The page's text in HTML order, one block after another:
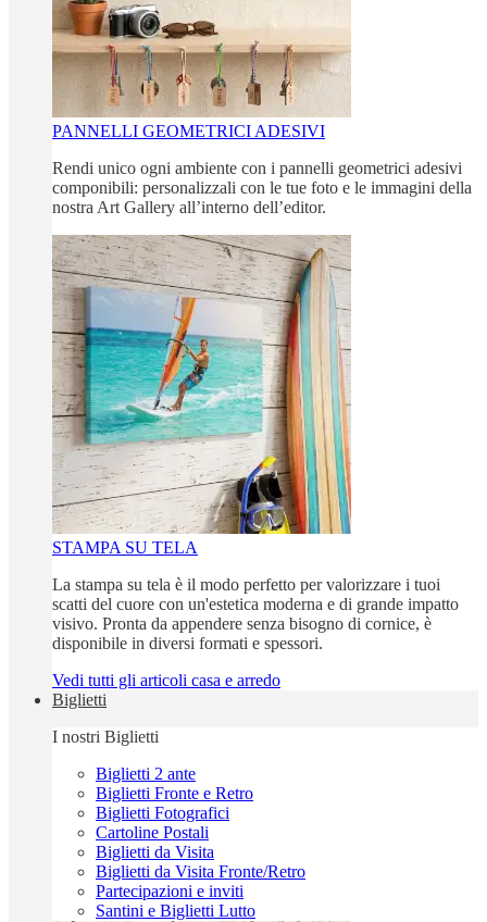
PANNELLI GEOMETRICI ADESIVI
Rendi unico ogni ambiente con i pannelli geometrici adesivi
componibili: personalizzali con le tue foto e le immagini della
nostra Art Gallery all’interno dell’editor.
STAMPA SU TELA
La stampa su tela è il modo perfetto per valorizzare i tuoi
scatti del cuore con un'estetica moderna e di grande impatto
visivo. Pronta da appendere senza bisogno di cornice, è
disponibile in diversi formati e spessori.
Vedi tutti gli articoli casa e arredo
Biglietti
I nostri Biglietti
Biglietti 2 ante
Biglietti Fronte e Retro
Biglietti Fotografici
Cartoline Postali
Biglietti da Visita
Biglietti da Visita Fronte/Retro
Partecipazioni e inviti
Santini e Biglietti Lutto